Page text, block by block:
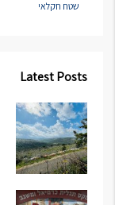
שטח חקלאי
Latest Posts